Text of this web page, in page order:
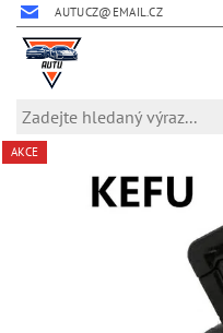
AUTUCZ@EMAIL.CZ
AKCE